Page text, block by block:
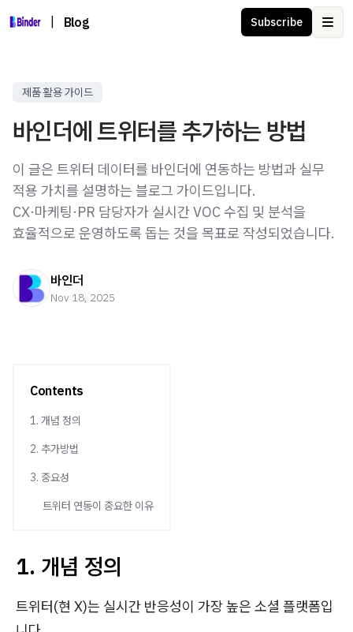
Blog Subscribe
제품 활용 가이드
바인더에 트위터를 추가하는 방법
이 글은 트위터 데이터를 바인더에 연동하는 방법과 실무
적용 가치를 설명하는 블로그 가이드입니다.
CX·마케팅·PR 담당자가 실시간 VOC 수집 및 분석을
효율적으로 운영하도록 돕는 것을 목표로 작성되었습니다.
바인더
Nov 18, 2025
Contents
1. 개념 정의
2. 추가방법
3. 중요성
트위터 연동이 중요한 이유
1. 개념 정의
트위터(현 X)는 실시간 반응성이 가장 높은 소셜 플랫폼입